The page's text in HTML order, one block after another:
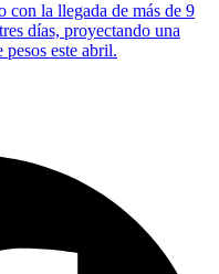
con la llegada de más de 9
días, proyectando una
este abril.